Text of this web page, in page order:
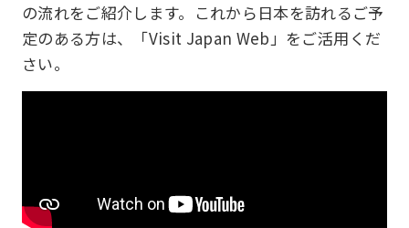
の流れをご紹介します。これから日本を訪れるご予
定のある方は、「Visit Japan Web」をご活用くだ
さい。